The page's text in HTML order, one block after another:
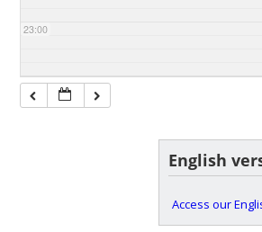
23:00
English
Access our